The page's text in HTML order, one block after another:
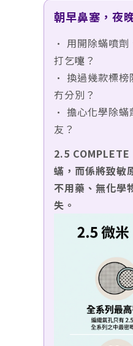
朝早鼻塞，夜
• 用開除蟎噴劑
打乞嚏？
• 換過幾款標榜
冇分別？
• 擔心化學除蟎
友？
2.5
蟎，而係將致敏
不用藥、無化學
失。